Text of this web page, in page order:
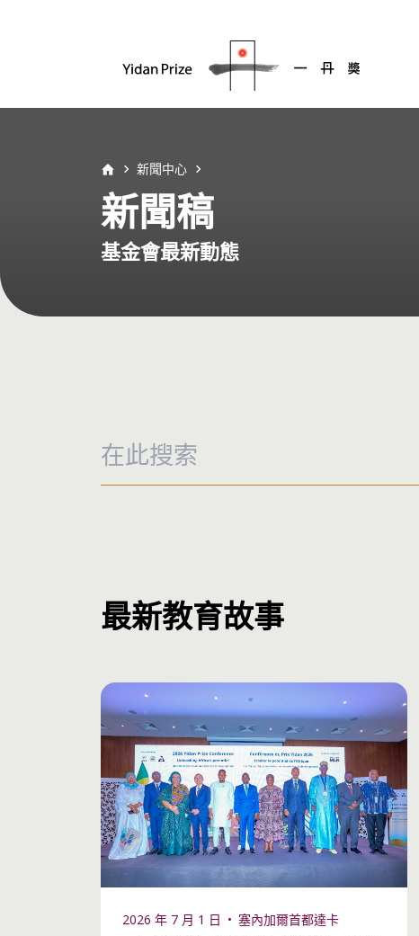
新聞中心
新聞稿
基金會最新動態
高等教育學生
家長與兒童照顧者
緊急情況下的教育
教育公平、普及與多元化
項目資金
由一丹獎項目資金支持
得獎者
Eric Hanushek教授
Wolfgang Lutz 教授
最新教育故事
2026 年 7 月 1 日 塞內加爾首都達卡